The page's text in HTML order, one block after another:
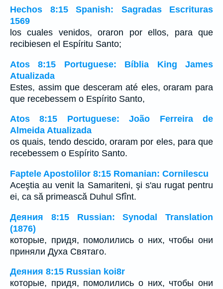
Hechos 8:15 Spanish: Sagradas Escrituras
1569
los cuales venidos, oraron por ellos, para que
recibiesen el Espíritu Santo;
Atos 8:15 Portuguese: Bíblia King James
Atualizada
Estes, assim que desceram até eles, oraram para
que recebessem o Espírito Santo,
Atos 8:15 Portuguese: João Ferreira de
Almeida Atualizada
os quais, tendo descido, oraram por eles, para que
recebessem o Espírito Santo.
Faptele Apostolilor 8:15 Romanian: Cornilescu
Aceştia au venit la Samariteni, şi s'au rugat pentru
ei, ca să primească Duhul Sfînt.
Деяния 8:15 Russian: Synodal Translation
(1876)
которые, придя, помолились о них, чтобы они
приняли Духа Святаго.
Деяния 8:15 Russian koi8r
которые, придя, помолились о них, чтобы они